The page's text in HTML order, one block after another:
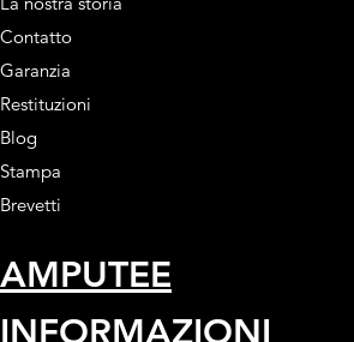
Contatto
Garanzia
Restituzioni
Blog
Stampa
Brevetti
AMPUTEE
INFORMAZIONI